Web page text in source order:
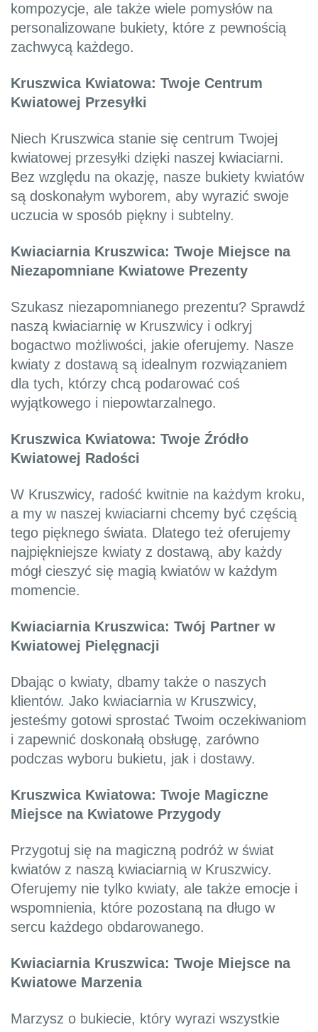
kompozycje, ale także wiele pomysłów na
personalizowane bukiety, które z pewnością
zachwycą każdego.
Kruszwica Kwiatowa: Twoje Centrum
Kwiatowej Przesyłki
Niech Kruszwica stanie się centrum Twojej
kwiatowej przesyłki dzięki naszej kwiaciarni.
Bez względu na okazję, nasze bukiety kwiatów
są doskonałym wyborem, aby wyrazić swoje
uczucia w sposób piękny i subtelny.
Kwiaciarnia Kruszwica: Twoje Miejsce na
Niezapomniane Kwiatowe Prezenty
Szukasz niezapomnianego prezentu? Sprawdź
naszą kwiaciarnię w Kruszwicy i odkryj
bogactwo możliwości, jakie oferujemy. Nasze
kwiaty z dostawą są idealnym rozwiązaniem
dla tych, którzy chcą podarować coś
wyjątkowego i niepowtarzalnego.
Kruszwica Kwiatowa: Twoje Źródło
Kwiatowej Radości
W Kruszwicy, radość kwitnie na każdym kroku,
a my w naszej kwiaciarni chcemy być częścią
tego pięknego świata. Dlatego też oferujemy
najpiękniejsze kwiaty z dostawą, aby każdy
mógł cieszyć się magią kwiatów w każdym
momencie.
Kwiaciarnia Kruszwica: Twój Partner w
Kwiatowej Pielęgnacji
Dbając o kwiaty, dbamy także o naszych
klientów. Jako kwiaciarnia w Kruszwicy,
jesteśmy gotowi sprostać Twoim oczekiwaniom
i zapewnić doskonałą obsługę, zarówno
podczas wyboru bukietu, jak i dostawy.
Kruszwica Kwiatowa: Twoje Magiczne
Miejsce na Kwiatowe Przygody
Przygotuj się na magiczną podróż w świat
kwiatów z naszą kwiaciarnią w Kruszwicy.
Oferujemy nie tylko kwiaty, ale także emocje i
wspomnienia, które pozostaną na długo w
sercu każdego obdarowanego.
Kwiaciarnia Kruszwica: Twoje Miejsce na
Kwiatowe Marzenia
Marzysz o bukiecie, który wyrazi wszystkie